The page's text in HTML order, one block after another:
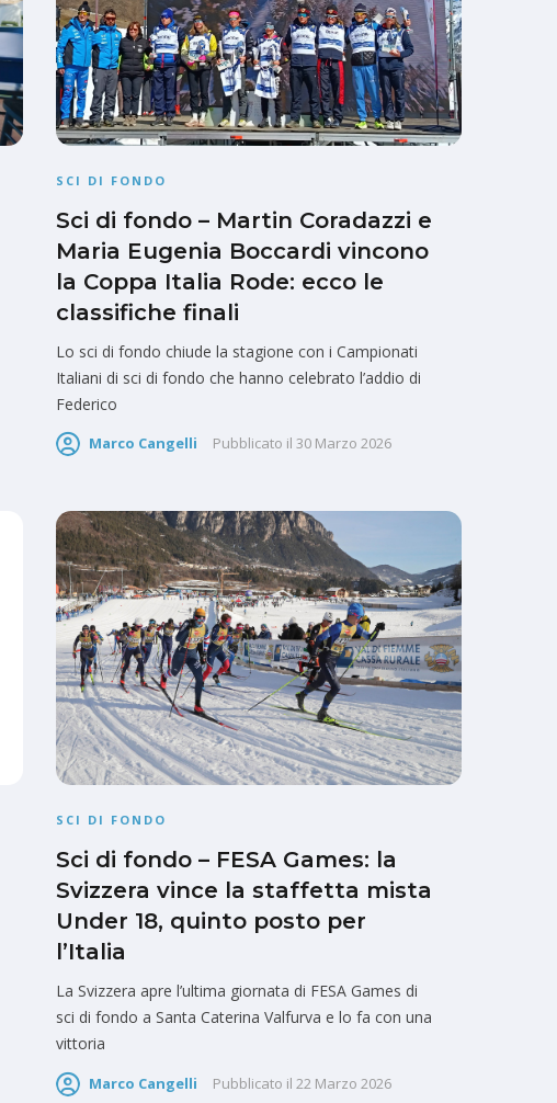
SCI DI FONDO
Sci di fondo – Martin Coradazzi e
Maria Eugenia Boccardi vincono
la Coppa Italia Rode: ecco le
classifiche finali
Lo sci di fondo chiude la stagione con i Campionati
Italiani di sci di fondo che hanno celebrato l’addio di
Federico
Marco Cangelli Pubblicato il 30 Marzo 2026
SCI DI FONDO
Sci di fondo – FESA Games: la
Svizzera vince la staffetta mista
Under 18, quinto posto per
l’Italia
La Svizzera apre l’ultima giornata di FESA Games di
sci di fondo a Santa Caterina Valfurva e lo fa con una
vittoria
Marco Cangelli Pubblicato il 22 Marzo 2026